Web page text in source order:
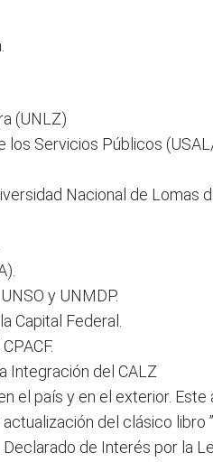
(UNLZ)
Servicios Públicos
Nacional de Lomas
y UNMDP.
Capital Federal.
Integración del CALZ
el país y en el exterior. Este
del clásico libro ”
Declarado de Interés por la